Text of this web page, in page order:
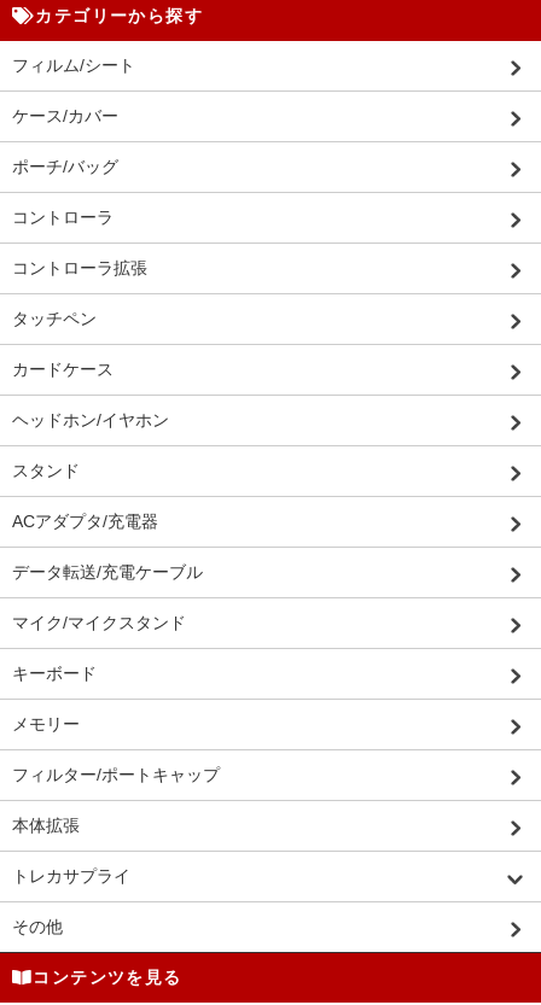
カテゴリーから探す
フィルム/シート
ケース/カバー
ポーチ/バッグ
コントローラ
コントローラ拡張
タッチペン
カードケース
ヘッドホン/イヤホン
スタンド
ACアダプタ/充電器
データ転送/充電ケーブル
マイク/マイクスタンド
キーボード
メモリー
フィルター/ポートキャップ
本体拡張
トレカサプライ
その他
コンテンツを見る